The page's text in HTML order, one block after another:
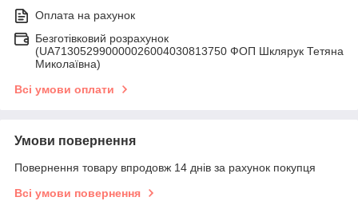
Оплата на рахунок
Безготівковий розрахунок
(UA713052990000026004030813750 ФОП Шклярук Тетяна
Миколаївна)
Всі умови оплати
Умови повернення
Повернення товару впродовж 14 днів за рахунок покупця
Всі умови повернення